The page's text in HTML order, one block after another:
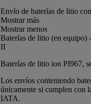
Envío de baterías de litio
Mostrar más
Mostrar menos
Baterías de litio (en
II
Baterías de litio ion PI967,
Los envíos conteniendo
únicamente si cumplen con
IATA.